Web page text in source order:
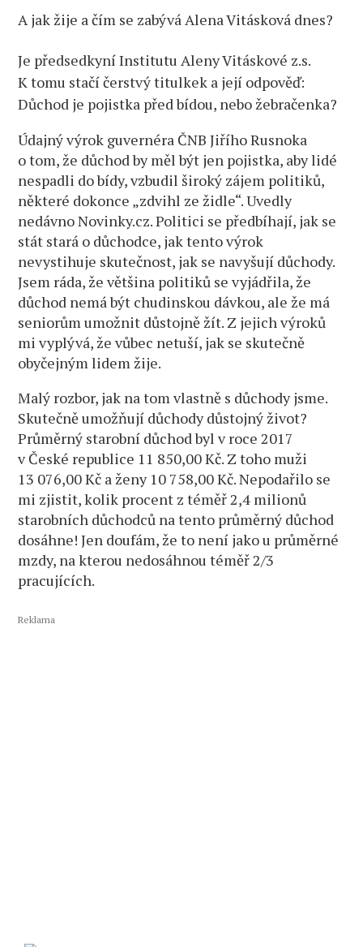
A jak žije a čím se zabývá Alena Vitásková dnes?
Je předsedkyní Institutu Aleny Vitáskové z.s.
K tomu stačí čerstvý titulkek a její odpověď:
Důchod je pojistka před bídou, nebo žebračenka?
Údajný výrok guvernéra ČNB Jiřího Rusnoka
o tom, že důchod by měl být jen pojistka, aby lidé
nespadli do bídy, vzbudil široký zájem politiků,
některé dokonce „zdvihl ze židle“. Uvedly
nedávno Novinky.cz. Politici se předbíhají, jak se
stát stará o důchodce, jak tento výrok
nevystihuje skutečnost, jak se navyšují důchody.
Jsem ráda, že většina politiků se vyjádřila, že
důchod nemá být chudinskou dávkou, ale že má
seniorům umožnit důstojně žít. Z jejich výroků
mi vyplývá, že vůbec netuší, jak se skutečně
obyčejným lidem žije.
Malý rozbor, jak na tom vlastně s důchody jsme.
Skutečně umožňují důchody důstojný život?
Průměrný starobní důchod byl v roce 2017
v České republice 11 850,00 Kč. Z toho muži
13 076,00 Kč a ženy 10 758,00 Kč. Nepodařilo se
mi zjistit, kolik procent z téměř 2,4 milionů
starobních důchodců na tento průměrný důchod
dosáhne! Jen doufám, že to není jako u průměrné
mzdy, na kterou nedosáhnou téměř 2/3
pracujících.
Reklama